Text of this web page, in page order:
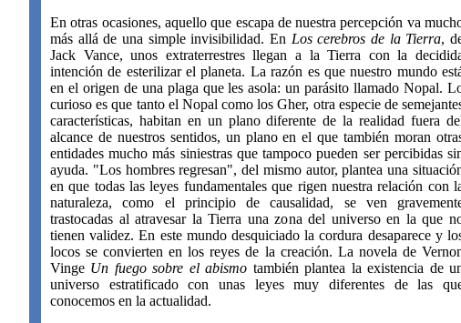
En otras ocasiones, aquello que escapa de nuestra percepción va
más allá de una simple invisibilidad. En Los cerebros de la Tierra,
Jack Vance, unos extraterrestres llegan a la Tierra con la
intención de esterilizar el planeta. La razón es que nuestro mundo
en el origen de una plaga que les asola: un parásito llamado Nopal.
curioso es que tanto el Nopal como los Gher, otra especie de
características, habitan en un plano diferente de la realidad fuera
alcance de nuestros sentidos, un plano en el que también moran
entidades mucho más siniestras que tampoco pueden ser percibidas
ayuda. "Los hombres regresan", del mismo autor, plantea una
en que todas las leyes fundamentales que rigen nuestra relación con
naturaleza, como el principio de causalidad, se ven
trastocadas al atravesar la Tierra una zona del universo en la que
tienen validez. En este mundo desquiciado la cordura desaparece y
locos se convierten en los reyes de la creación. La novela de
Vinge Un fuego sobre el abismo también plantea la existencia de
universo estratificado con unas leyes muy diferentes de las
conocemos en la actualidad.